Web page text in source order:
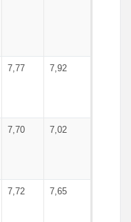
7,77 7,92
7,70 7,02
7,72 7,65